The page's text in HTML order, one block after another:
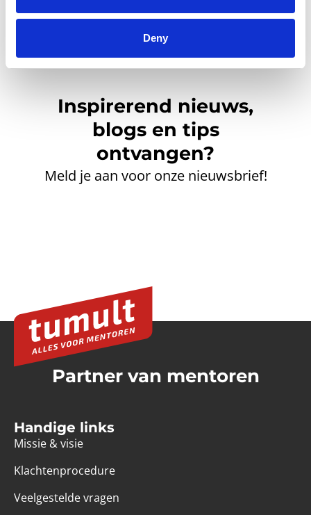
Deny
Inspirerend nieuws,
blogs en tips
ontvangen?
Meld je aan voor onze nieuwsbrief!
Partner van mentoren
Handige links
Missie & visie
Klachtenprocedure
Veelgestelde vragen